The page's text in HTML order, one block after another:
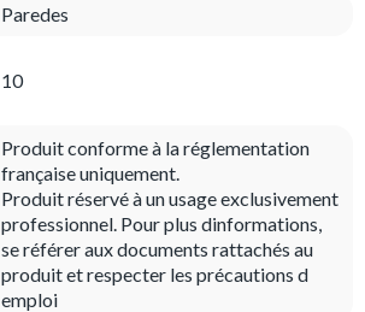
Paredes
10
Produit conforme à la réglementation
française uniquement.
Produit réservé à un usage exclusivement
professionnel. Pour plus dinformations,
se référer aux documents rattachés au
produit et respecter les précautions d
emploi